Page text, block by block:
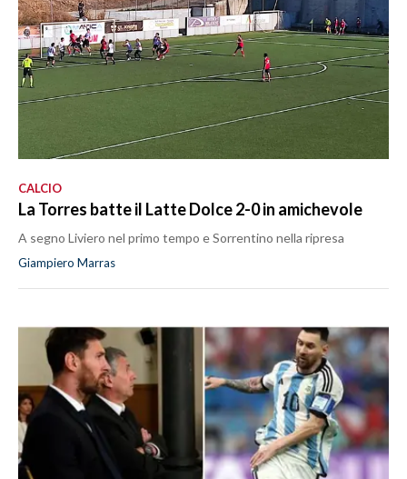
CALCIO
La Torres batte il Latte Dolce 2-0 in amichevole
A segno Liviero nel primo tempo e Sorrentino nella ripresa
Giampiero Marras